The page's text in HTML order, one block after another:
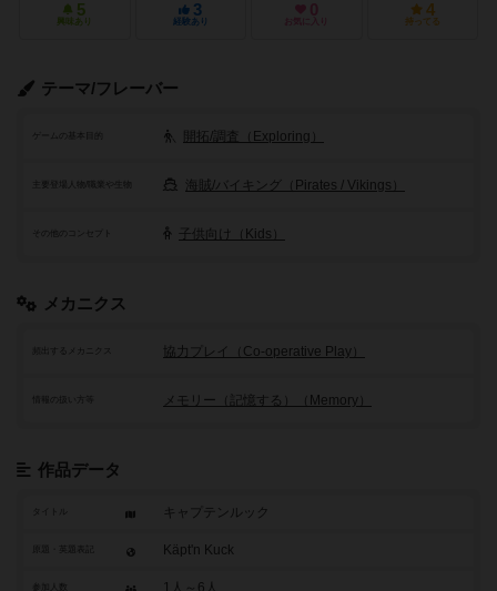
5
興味あり
3
経験あり
0
お気に入り
4
持ってる
テーマ/フレーバー
ゲームの基本目的 開拓/調査（Exploring）
海賊/バイキング（Pirates / Vikings）
その他のコンセプト 子供向け（Kids）
メカニクス
頻出するメカニクス 協力プレイ（Co-operative Play）
メモリー（記憶する）（Memory）
作品データ
タイトル キャプテンルック
Käpt'n Kuck
参加人数 1人～6人